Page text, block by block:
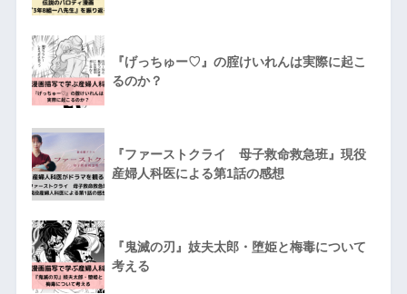
『げっちゅー♡』の腟けいれんは実際に起こ
るのか？
『ファーストクライ 母子救命救急班』現役
産婦人科医による第1話の感想
『鬼滅の刃』妓夫太郎・堕姫と梅毒について
考える